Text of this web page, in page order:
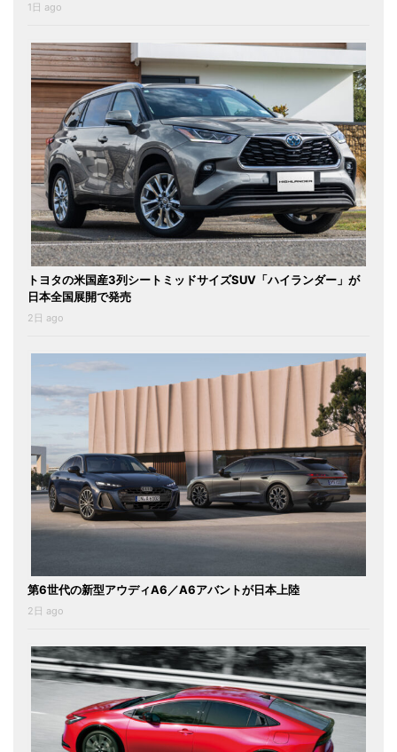
1日 ago
トヨタの米国産3列シートミッドサイズSUV「ハイランダー」が
日本全国展開で発売
2日 ago
第6世代の新型アウディA6／A6アバントが日本上陸
2日 ago